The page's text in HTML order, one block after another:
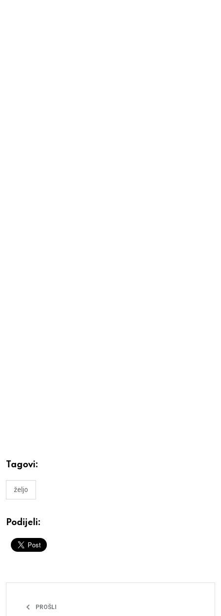
Tagovi:
željo
Podijeli:
PROŠLI